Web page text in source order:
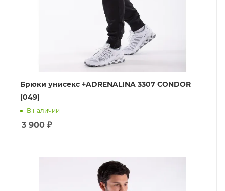
Брюки унисекс +ADRENALINA 3307 CONDOR
(049)
В наличии
3 900 ₽